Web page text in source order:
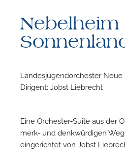
Nebelheim
Landesjugendorchester Neue
Dirigent: Jobst Liebrecht
Eine Orchester-Suite aus der
merk- und denkwürdigen
eingerichtet von Jobst